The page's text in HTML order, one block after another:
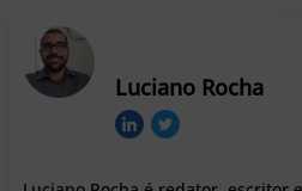
Luciano Rocha